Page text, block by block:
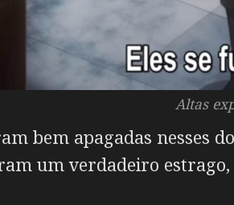
Altas
bem apagadas nesses
um verdadeiro